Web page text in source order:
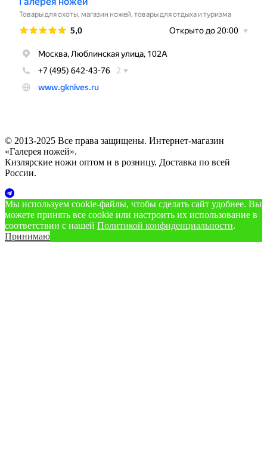
© 2013-2025 Все права защищены. Интернет-магазин
«Галерея ножей».
Кизлярские ножи оптом и в розницу. Доставка по всей
России.
Мы используем cookie‑файлы, чтобы сделать сайт удобнее. Вы
можете принять все cookie или настроить их использование в
соответствии с нашей Политикой конфиденциальности.
Принимаю